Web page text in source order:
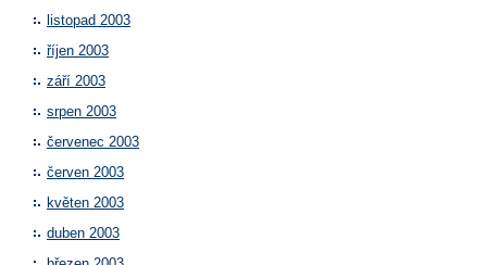
listopad 2003
říjen 2003
září 2003
srpen 2003
červenec 2003
červen 2003
květen 2003
duben 2003